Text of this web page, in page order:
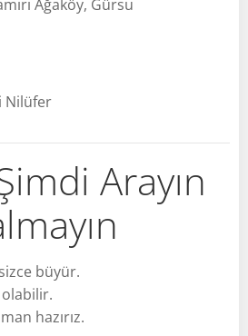
Ağaköy, Gürsu
Nilüfer
Arayın
büyür.
hazırız.